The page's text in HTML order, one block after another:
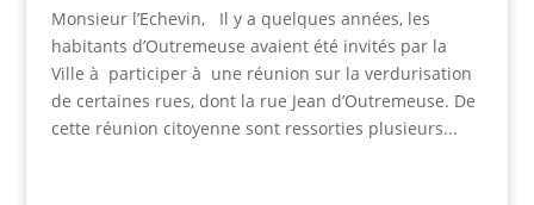
Monsieur l’Echevin, Il y a quelques années, les
habitants d’Outremeuse avaient été invités par la
Ville à participer à une réunion sur la verdurisation
de certaines rues, dont la rue Jean d’Outremeuse. De
cette réunion citoyenne sont ressorties plusieurs...